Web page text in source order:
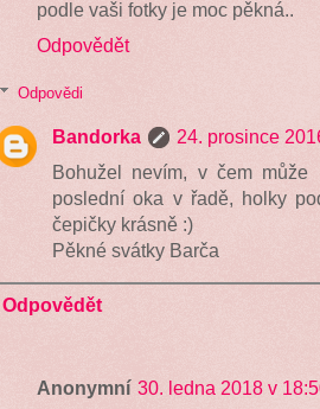
podle vaši fotky je moc pěkná..
Odpovědět
Odpovědi
Bandorka
24. prosince
Bohužel nevím, v čem může
poslední oka v řadě, holky
čepičky krásně :)
Pěkné svátky Barča
Odpovědět
Anonymní 30. ledna 2018 v